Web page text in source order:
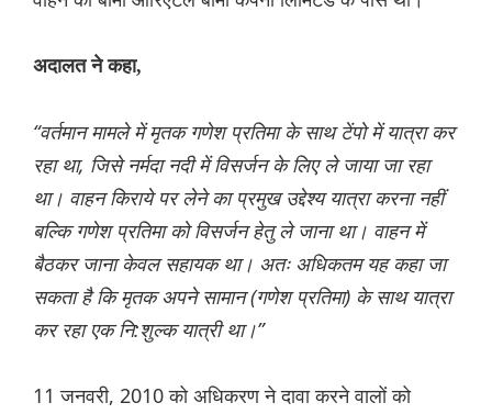
अदालत ने कहा,
“वर्तमान मामले में मृतक गणेश प्रतिमा के साथ टेंपो में यात्रा कर
रहा था, जिसे नर्मदा नदी में विसर्जन के लिए ले जाया जा रहा
था। वाहन किराये पर लेने का प्रमुख उद्देश्य यात्रा करना नहीं
बल्कि गणेश प्रतिमा को विसर्जन हेतु ले जाना था। वाहन में
बैठकर जाना केवल सहायक था। अतः अधिकतम यह कहा जा
सकता है कि मृतक अपने सामान (गणेश प्रतिमा) के साथ यात्रा
कर रहा एक नि:शुल्क यात्री था।”
11 जनवरी, 2010 को अधिकरण ने दावा करने वालों को